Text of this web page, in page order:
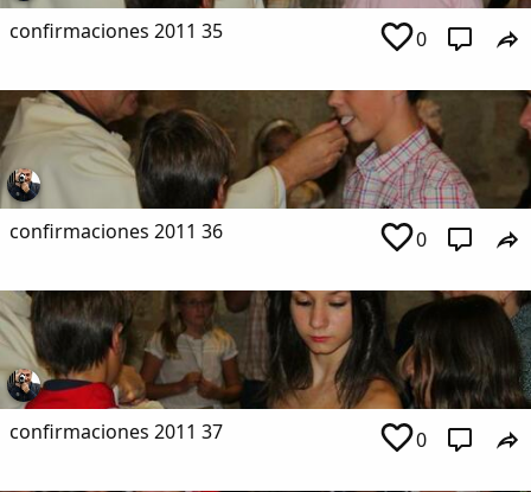
confirmaciones 2011 35 0
confirmaciones 2011 36 0
confirmaciones 2011 37 0
Copiar enlace